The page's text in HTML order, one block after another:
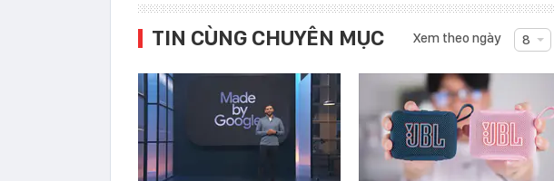
TIN CÙNG CHUYÊN MỤC Xem theo ngày 8